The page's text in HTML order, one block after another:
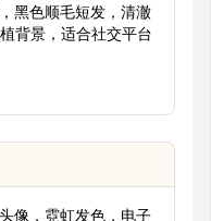
黑色顺毛短发，清澈
背景，适合社交平台
像，霓虹发色，电子